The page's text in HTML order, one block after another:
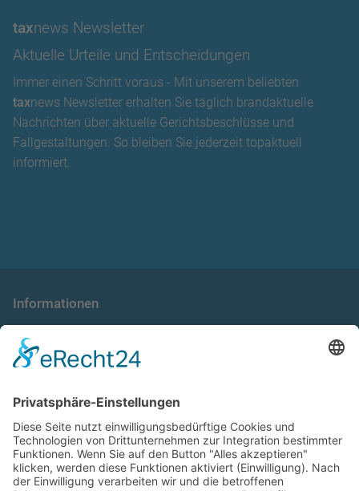
taxnews Newsletter
Aktuelle Urteile und Entscheidungen
Immer einen Schritt voraus - Mit unserem beliebten
taxnews Newsletter erhalten Sie täglich brandaktuelle
Nachrichten über aktuelle Gerichtsbeschlüsse und
Fallgestaltungen. So bleiben Sie jederzeit topaktuell
informiert.
Informationen
Allgemeine Geschäftsbedingungen
Datenschutzerklärung
Unser Seminarangebot
Seminarreihen